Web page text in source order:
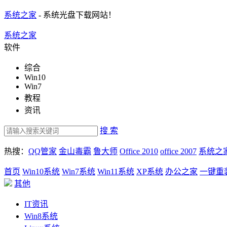
系统之家 - 系统光盘下载网站！
系统之家
软件
综合
Win10
Win7
教程
资讯
搜 索
热搜： QQ管家 金山毒霸 鲁大师 Office 2010 office 2007 系统之
首页 Win10系统 Win7系统 Win11系统 XP系统 办公之家 一键重
其他
IT资讯
Win8系统